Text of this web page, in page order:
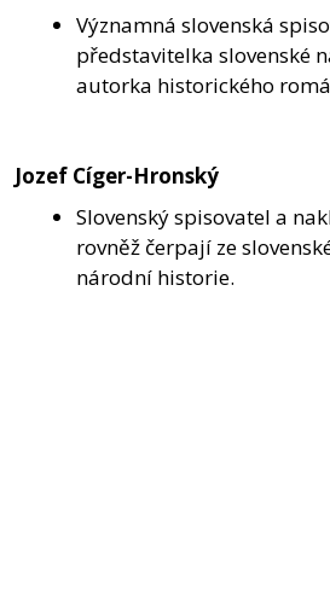
Významná slovenská
představitelka slovenské
autorka historického
Jozef Cíger-Hronský
Slovenský spisovatel a
rovněž čerpají ze
národní historie.